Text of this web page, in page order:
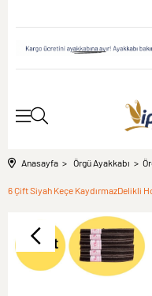
Anasayfa Örgü Ayakkabı
6 Çift Siyah Keçe KaydırmazDelikli